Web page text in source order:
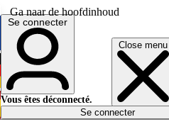
Ga naar de hoofdinhoud
Close menu
English
Deutsch
Español
Se connecter
Vous êtes déconnecté.
Se connecter